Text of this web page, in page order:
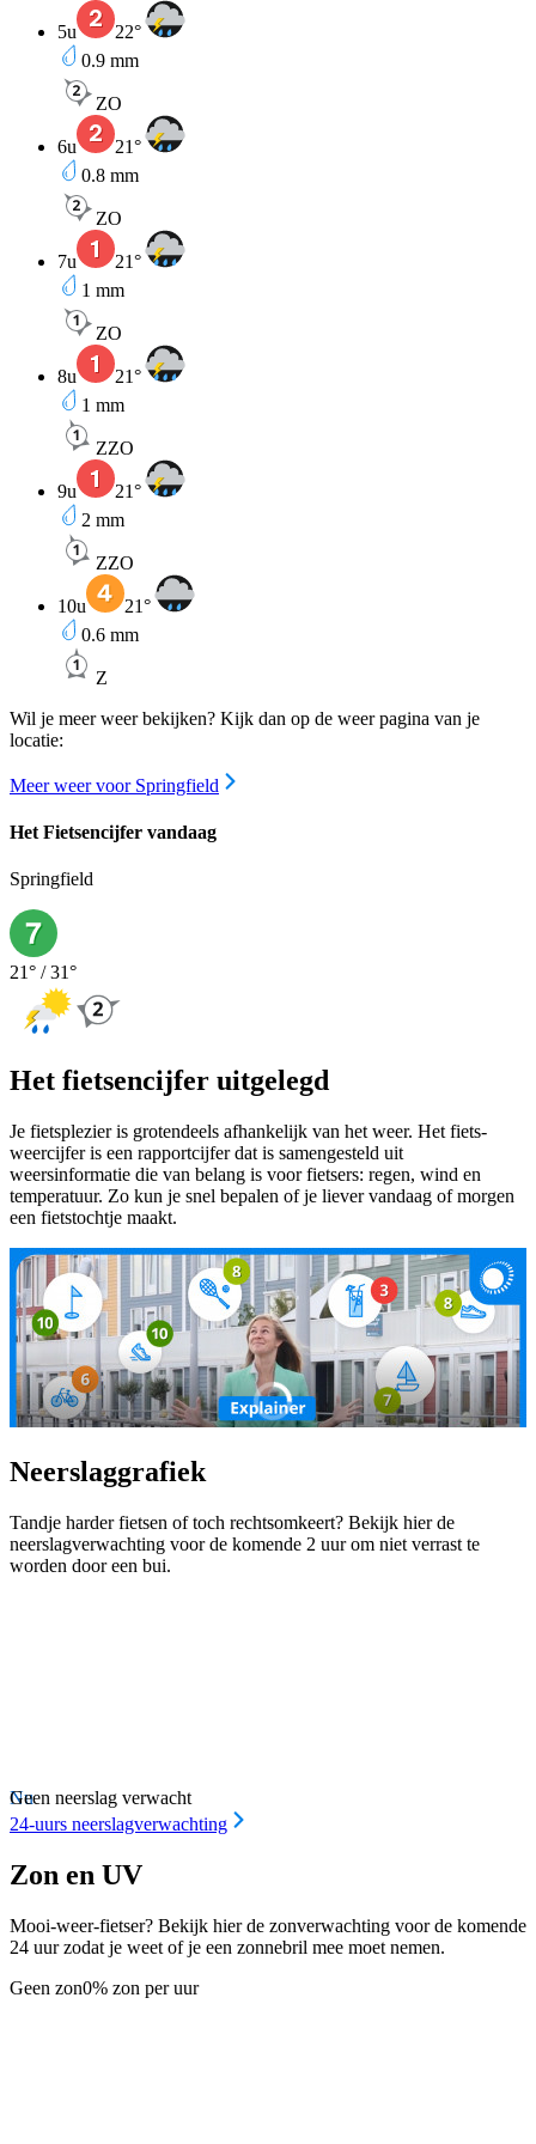
5u 22°
0.9 mm
ZO
6u 21°
0.8 mm
ZO
7u 21°
1 mm
ZO
8u 21°
1 mm
ZZO
9u 21°
2 mm
ZZO
10u 21°
0.6 mm
Z
Wil je meer weer bekijken? Kijk dan op de weer pagina van je
locatie:
Meer weer voor Springfield
Het Fietsencijfer vandaag
Springfield
21° /31°
Het fietsencijfer uitgelegd
Je fietsplezier is grotendeels afhankelijk van het weer. Het fiets-
weercijfer is een rapportcijfer dat is samengesteld uit
weersinformatie die van belang is voor fietsers: regen, wind en
temperatuur. Zo kun je snel bepalen of je liever vandaag of morgen
een fietstochtje maakt.
Neerslaggrafiek
Tandje harder fietsen of toch rechtsomkeert? Bekijk hier de
neerslagverwachting voor de komende 2 uur om niet verrast te
worden door een bui.
Nu
Geen neerslag verwacht
24-uurs neerslagverwachting
Zon en UV
Mooi-weer-fietser? Bekijk hier de zonverwachting voor de komende
24 uur zodat je weet of je een zonnebril mee moet nemen.
Geen zon0% zon per uur